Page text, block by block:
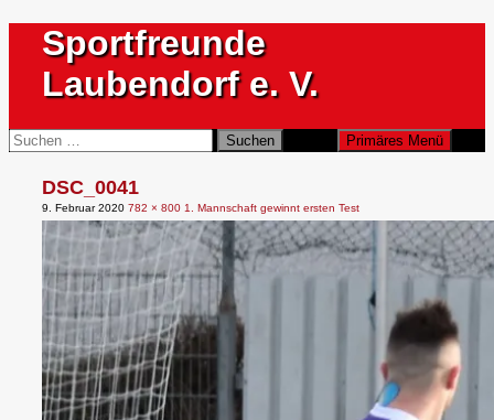
Inhalt
springen
Sportfreunde
Laubendorf e. V.
Suchen Primäres Menü
Suchen
nach:
DSC_0041
9. Februar 2020 782 × 800 1. Mannschaft gewinnt ersten Test